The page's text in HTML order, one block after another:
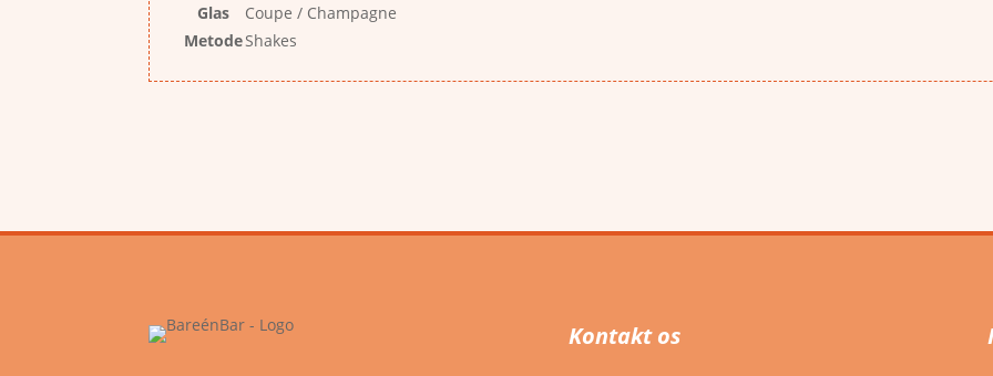
Glas
Coupe / Champagne
MetodeShakes
Kontakt os